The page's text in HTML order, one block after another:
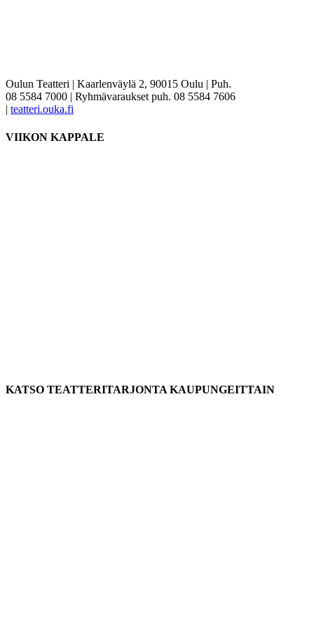
Oulun Teatteri | Kaarlenväylä 2, 90015 Oulu | Puh.
08 5584 7000 | Ryhmävaraukset puh. 08 5584 7606
| teatteri.ouka.fi
VIIKON KAPPALE
KATSO TEATTERITARJONTA KAUPUNGEITTAIN